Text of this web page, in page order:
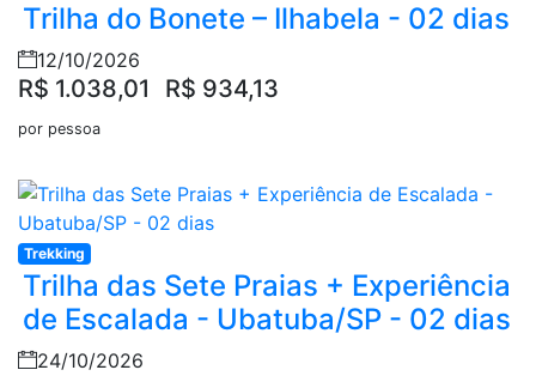
Trilha do Bonete – Ilhabela - 02 dias
12/10/2026
R$ 1.038,01 R$ 934,13
por pessoa
Trekking
Trilha das Sete Praias + Experiência
de Escalada - Ubatuba/SP - 02 dias
24/10/2026